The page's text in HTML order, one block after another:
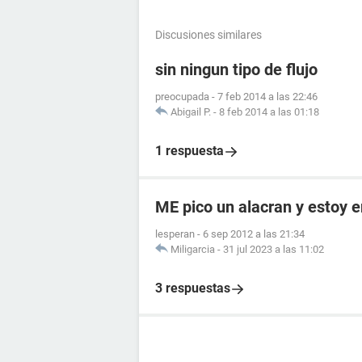
Discusiones similares
sin ningun tipo de flujo
preocupada - 7 feb 2014 a las 22:46
Abigail P. - 8 feb 2014 a las 01:18
1 respuesta
ME pico un alacran y estoy
lesperan - 6 sep 2012 a las 21:34
Miligarcia - 31 jul 2023 a las 11:02
3 respuestas